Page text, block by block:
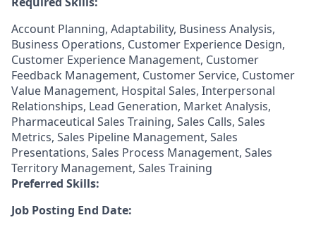
Account Planning, Adaptability, Business Analysis,
Business Operations, Customer Experience Design,
Customer Experience Management, Customer
Feedback Management, Customer Service, Customer
Value Management, Hospital Sales, Interpersonal
Relationships, Lead Generation, Market Analysis,
Pharmaceutical Sales Training, Sales Calls, Sales
Metrics, Sales Pipeline Management, Sales
Presentations, Sales Process Management, Sales
Territory Management, Sales Training
Preferred Skills:
Job Posting End Date: